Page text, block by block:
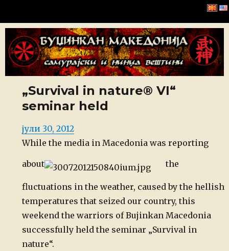
Буџинкан Македонија
„Survival in nature® VI“
seminar held
Posted
on
јули 30, 2012
While the media in Macedonia was reporting
about the
fluctuations in the weather, caused by the hellish
temperatures that seized our country, this
weekend the warriors of Bujinkan Macedonia
successfully held the seminar „Survival in
nature“.